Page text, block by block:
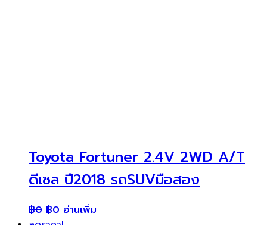
Toyota Fortuner 2.4V 2WD A/T
ดีเซล ปี2018 รถSUVมือสอง
฿0 ฿0 อ่านเพิ่ม